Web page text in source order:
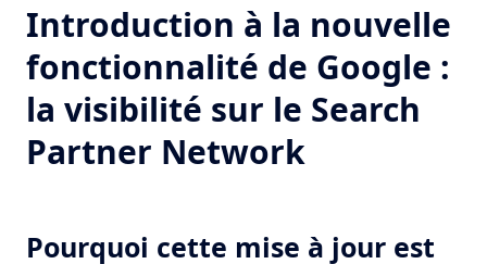
Introduction à la nouvelle
fonctionnalité de Google :
la visibilité sur le Search
Partner Network
Pourquoi cette mise à jour est